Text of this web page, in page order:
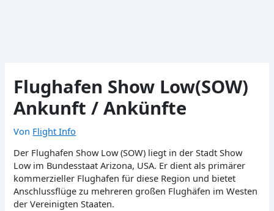
Flughafen Show Low(SOW)
Ankunft / Ankünfte
Von Flight Info
Der Flughafen Show Low (SOW) liegt in der Stadt Show
Low im Bundesstaat Arizona, USA. Er dient als primärer
kommerzieller Flughafen für diese Region und bietet
Anschlussflüge zu mehreren großen Flughäfen im Westen
der Vereinigten Staaten.